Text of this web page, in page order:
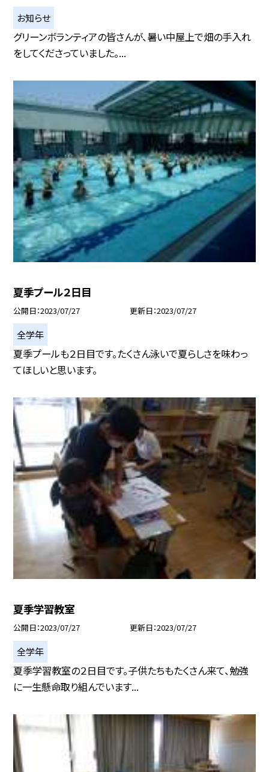
お知らせ
グリーンボランティアの皆さんが、暑い中屋上で畑の手入れ
をしてくださっていました。...
夏季プール２日目
公開日 2023/07/27 更新日 2023/07/27
全学年
夏季プールも２日目です。たくさん泳いで夏らしさを味わっ
てほしいと思います。
夏季学習教室
公開日 2023/07/27 更新日 2023/07/27
全学年
夏季学習教室の２日目です。子供たちもたくさん来て、勉強
に一生懸命取り組んでいます...